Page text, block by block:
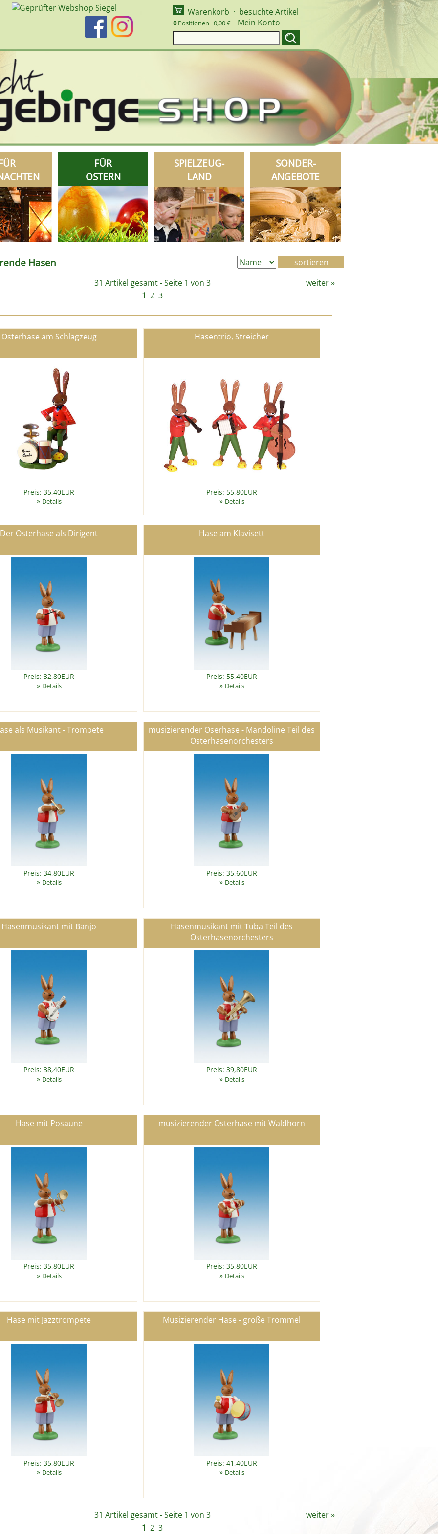
Warenkorb · besuchte Artikel
0Positionen 0,00 € · Mein Konto
FÜR
OSTERN
SPIELZEUG-
LAND
SONDER-
ANGEBOTE
Hasen
31 Artikel gesamt - Seite 1 von 3 weiter»
1 2 3
Osterhase am Schlagzeug
Preis: 35,40EUR
» Details
Hasentrio, Streicher
Preis: 55,80EUR
» Details
Der Osterhase als Dirigent
Preis: 32,80EUR
» Details
Hase am Klavisett
Preis: 55,40EUR
» Details
als Musikant - Trompete
Preis: 34,80EUR
» Details
musizierender Oserhase - Mandoline Teil des
Osterhasenorchesters
Preis: 35,60EUR
» Details
Hasenmusikant mit Banjo
Preis: 38,40EUR
» Details
Hasenmusikant mit Tuba Teil des
Osterhasenorchesters
Preis: 39,80EUR
» Details
Hase mit Posaune
Preis: 35,80EUR
» Details
musizierender Osterhase mit Waldhorn
Preis: 35,80EUR
» Details
Hase mit Jazztrompete
Preis: 35,80EUR
» Details
Musizierender Hase - große Trommel
Preis: 41,40EUR
» Details
31 Artikel gesamt - Seite 1 von 3 weiter»
1 2 3